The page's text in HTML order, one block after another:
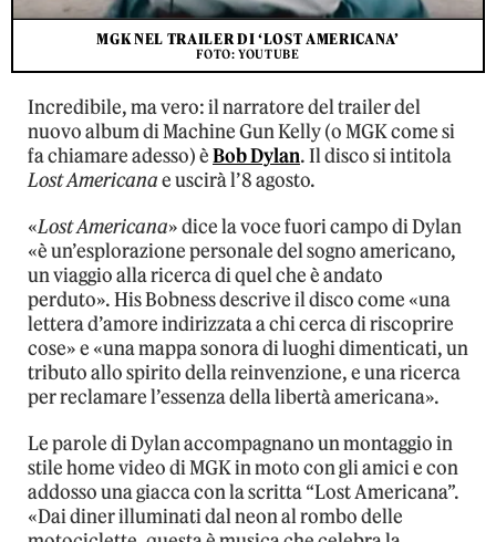
MGK NEL TRAILER DI ‘LOST AMERICANA’
FOTO: YOUTUBE
Incredibile, ma vero: il narratore del trailer del
nuovo album di Machine Gun Kelly (o MGK come si
fa chiamare adesso) èBob Dylan. Il disco si intitola
Lost Americanae uscirà l’8 agosto.
«Lost Americana» dice la voce fuori campo di Dylan
«è un’esplorazione personale del sogno americano,
un viaggio alla ricerca di quel che è andato
perduto». His Bobness descrive il disco come «una
lettera d’amore indirizzata a chi cerca di riscoprire
cose» e «una mappa sonora di luoghi dimenticati, un
tributo allo spirito della reinvenzione, e una ricerca
per reclamare l’essenza della libertà americana».
Le parole di Dylan accompagnano un montaggio in
stile home video di MGK in moto con gli amici e con
addosso una giacca con la scritta “Lost Americana”.
«Dai diner illuminati dal neon al rombo delle